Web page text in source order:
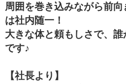
周囲を巻き込みながら前
は社内随一！
大きな体と頼もしさで、
です♪
【社長より】